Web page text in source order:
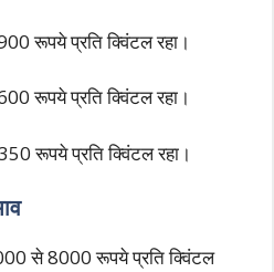
रूपये प्रति क्विंटल रहा।
रूपये प्रति क्विंटल रहा।
रूपये प्रति क्विंटल रहा।
से 8000 रूपये प्रति क्विंटल